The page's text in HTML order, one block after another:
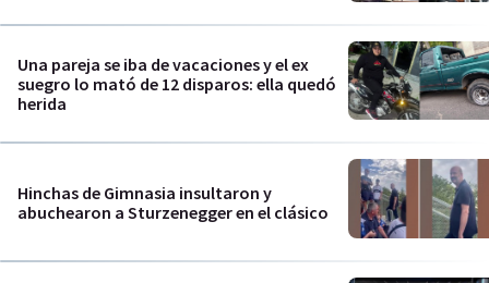
Una pareja se iba de vacaciones y el ex
suegro lo mató de 12 disparos: ella quedó
herida
Hinchas de Gimnasia insultaron y
abuchearon a Sturzenegger en el clásico